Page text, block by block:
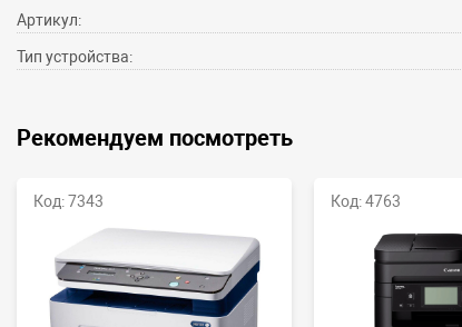
Артикул:
Тип устройства:
Рекомендуем посмотреть
Код: 7343 Код: 4763